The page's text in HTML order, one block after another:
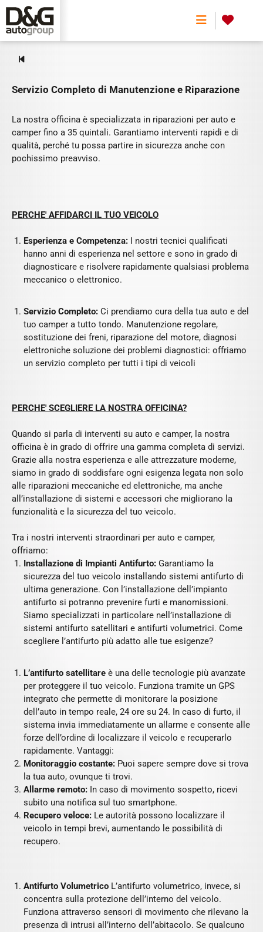
AUTORIPARAZIONE
Servizio Completo di Manutenzione e Riparazione
La nostra officina è specializzata in riparazioni per auto e
camper fino a 35 quintali. Garantiamo interventi rapidi e di
qualità, perché tu possa partire in sicurezza anche con
pochissimo preavviso.
PERCHE' AFFIDARCI IL TUO VEICOLO
Esperienza e Competenza: I nostri tecnici qualificati
hanno anni di esperienza nel settore e sono in grado di
diagnosticare e risolvere rapidamente qualsiasi problema
meccanico o elettronico.
Servizio Completo: Ci prendiamo cura della tua auto e del
tuo camper a tutto tondo. Manutenzione regolare,
sostituzione dei freni, riparazione del motore, diagnosi
elettroniche soluzione dei problemi diagnostici: offriamo
un servizio completo per tutti i tipi di veicoli
PERCHE' SCEGLIERE LA NOSTRA OFFICINA?
Quando si parla di interventi su auto e camper, la nostra
officina è in grado di offrire una gamma completa di servizi.
Grazie alla nostra esperienza e alle attrezzature moderne,
siamo in grado di soddisfare ogni esigenza legata non solo
alle riparazioni meccaniche ed elettroniche, ma anche
all’installazione di sistemi e accessori che migliorano la
funzionalità e la sicurezza del tuo veicolo.
Tra i nostri interventi straordinari per auto e camper,
offriamo:
Installazione di Impianti Antifurto: Garantiamo la
sicurezza del tuo veicolo installando sistemi antifurto di
ultima generazione. Con l’installazione dell’impianto
antifurto si potranno prevenire furti e manomissioni.
Siamo specializzati in particolare nell’installazione di
sistemi antifurto satellitari e antifurti volumetrici. Come
scegliere l’antifurto più adatto alle tue esigenze?
L’antifurto satellitare è una delle tecnologie più avanzate
per proteggere il tuo veicolo. Funziona tramite un GPS
integrato che permette di monitorare la posizione
dell’auto in tempo reale, 24 ore su 24. In caso di furto, il
sistema invia immediatamente un allarme e consente alle
forze dell’ordine di localizzare il veicolo e recuperarlo
rapidamente. Vantaggi:
Monitoraggio costante: Puoi sapere sempre dove si trova
la tua auto, ovunque ti trovi.
Allarme remoto: In caso di movimento sospetto, ricevi
subito una notifica sul tuo smartphone.
Recupero veloce: Le autorità possono localizzare il
veicolo in tempi brevi, aumentando le possibilità di
recupero.
Antifurto Volumetrico L’antifurto volumetrico, invece, si
concentra sulla protezione dell’interno del veicolo.
Funziona attraverso sensori di movimento che rilevano la
presenza di intrusi all’interno dell’abitacolo. Se qualcuno